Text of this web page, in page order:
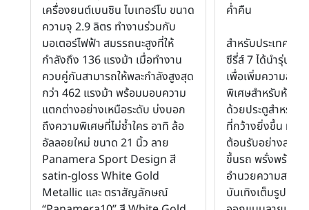
เครื่องยนต์เบนซิน ไบเทอร์โบ ขนาด
ความจุ 2.9 ลิตร ทำงานร่วมกับ
มอเตอร์ไฟฟ้า สมรรถนะสูงที่ให้
กำลังถึง 136 แรงม้า เมื่อทำงาน
ควบคู่กันสามารถให้พละกำลังสูงสุด
กว่า 462 แรงม้า พร้อมมอบความ
แตกต่างอย่างเหนือระดับ บ่งบอก
ถึงความพิเศษที่ไม่ซ้ำใคร อาทิ ล้อ
อัลลอยใหม่ ขนาด 21 นิ้ว ลาย
Panamera Sport Design สี
satin-gloss White Gold
Metallic และ ตราสัญลักษณ์
ค่ำคืน
สำหรับประเทศไท
ซีรี่ส์ 7 ได้นำรุ่นตัว
เพื่อเพิ่มความสะด
พิเศษสำหรับห้อง
ด้วยประตูสำหรับ
ที่กว้างยิ่งขึ้น ทำใ
ต้อนรับอย่างสมบู
ขึ้นรถ พรั่งพร้อม
อำนวยความสะดว
บันเทิงเต็มรูปแบ